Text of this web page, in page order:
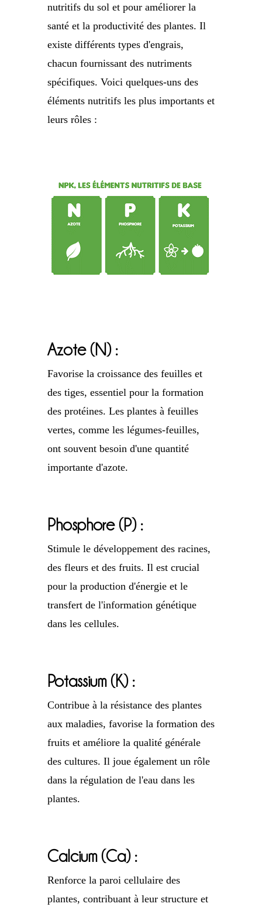
nutritifs du sol et pour améliorer la
santé et la productivité des plantes. Il
existe différents types d'engrais,
chacun fournissant des nutriments
spécifiques. Voici quelques-uns des
éléments nutritifs les plus importants et
leurs rôles :
Azote (N) :
Favorise la croissance des feuilles et
des tiges, essentiel pour la formation
des protéines. Les plantes à feuilles
vertes, comme les légumes-feuilles,
ont souvent besoin d'une quantité
importante d'azote.
Phosphore (P) :
Stimule le développement des racines,
des fleurs et des fruits. Il est crucial
pour la production d'énergie et le
transfert de l'information génétique
dans les cellules.
Potassium (K) :
Contribue à la résistance des plantes
aux maladies, favorise la formation des
fruits et améliore la qualité générale
des cultures. Il joue également un rôle
dans la régulation de l'eau dans les
plantes.
Calcium (Ca) :
Renforce la paroi cellulaire des
plantes, contribuant à leur structure et